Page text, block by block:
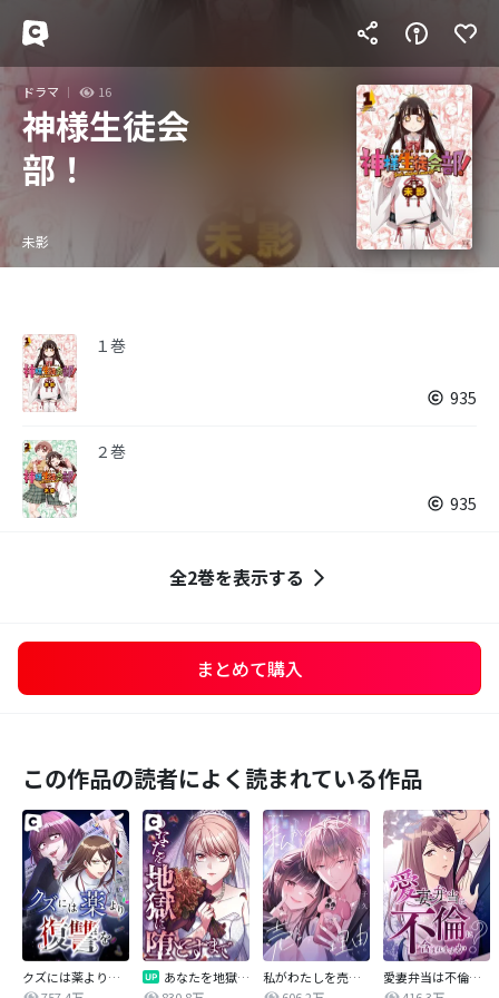
ドラマ 16
神様生徒会
部！
未影
１巻
935
２巻
935
全2巻を表示する
まとめて購入
この作品の読者によく読まれている作品
クズには薬より復讐を
あなたを地獄に堕とすまで
私がわたしを売る理由
愛妻弁当は不倫に含まれますか？